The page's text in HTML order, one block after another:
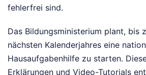
fehlerfrei sind.
Das Bildungsministerium plant, bis
nächsten Kalenderjahres eine
Hausaufgabenhilfe zu starten.
Erklärungen und Video-Tutorials